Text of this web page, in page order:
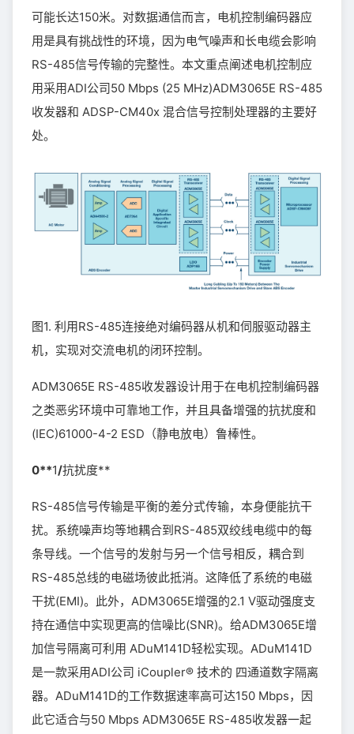
可能长达150米。对数据通信而言，电机控制编码器应
用是具有挑战性的环境，因为电气噪声和长电缆会影响
RS-485信号传输的完整性。本文重点阐述电机控制应
用采用ADI公司50 Mbps (25 MHz)ADM3065E RS-485
收发器和 ADSP-CM40x 混合信号控制处理器的主要好
处。
图1. 利用RS-485连接绝对编码器从机和伺服驱动器主
机，实现对交流电机的闭环控制。
ADM3065E RS-485收发器设计用于在电机控制编码器
之类恶劣环境中可靠地工作，并且具备增强的抗扰度和
(IEC)61000-4-2 ESD（静电放电）鲁棒性。
0**1/抗扰度**
RS-485信号传输是平衡的差分式传输，本身便能抗干
扰。系统噪声均等地耦合到RS-485双绞线电缆中的每
条导线。一个信号的发射与另一个信号相反，耦合到
RS-485总线的电磁场彼此抵消。这降低了系统的电磁
干扰(EMI)。此外，ADM3065E增强的2.1 V驱动强度支
持在通信中实现更高的信噪比(SNR)。给ADM3065E增
加信号隔离可利用 ADuM141D轻松实现。ADuM141D
是一款采用ADI公司 iCoupler® 技术的 四通道数字隔离
器。ADuM141D的工作数据速率高可达150 Mbps，因
此它适合与50 Mbps ADM3065E RS-485收发器一起